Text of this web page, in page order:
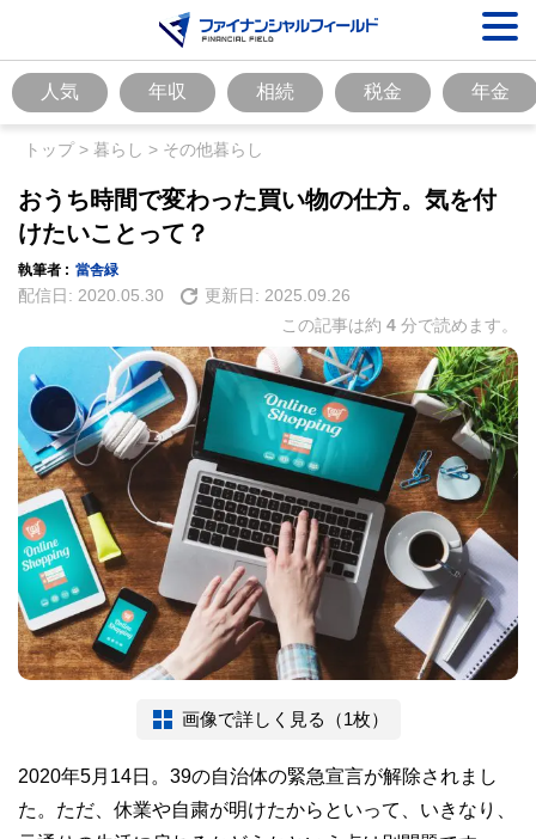
人気 年収 相続 税金 年金
トップ> 暮らし > その他暮らし
おうち時間で変わった買い物の仕方。気を付
けたいことって？
執筆者 : 當舎緑
配信日: 2020.05.30 更新日: 2025.09.26
この記事は約 4 分で読めます。
画像で詳しく見る（1枚）
2020年5月14日。39の自治体の緊急宣言が解除されまし
た。ただ、休業や自粛が明けたからといって、いきなり、